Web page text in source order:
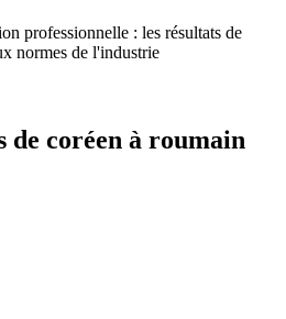
professionnelle : les résultats de
normes de l'industrie
de coréen à roumain